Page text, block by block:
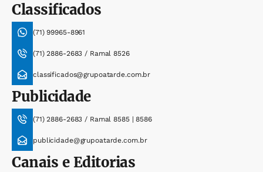
Classificados
(71) 99965-8961
(71) 2886-2683 / Ramal 8526
classificados@grupoatarde.com.br
Publicidade
(71) 2886-2683 / Ramal 8585 | 8586
publicidade@grupoatarde.com.br
Canais e Editorias